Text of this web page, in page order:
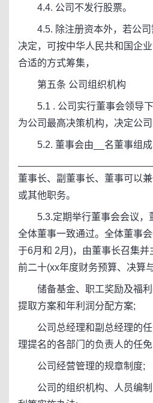
4.4. 公司不发行股票。
4.5. 除注册资本外，若公司
决定，可按中华人民共和国企
合适的方式筹集，
第五条 公司组织机构
5.1 . 公司实行董事会领导下
为公司最高决策机构，决定公司
5.2. 董事会由__名董事组成
董事长、副董事长、董事可以
或其他职务。
5.3.定期举行董事会会议，
全体董事一致通过。全体董事
于6月和 2月)，由董事长召集
前二十(xx年度财务预算、决算
储备基金、职工奖励及福利
提取方案和年利润分配方案;
公司总经理和副总经理的任
理提名的各部门的负责人的任
公司经营管理的规章制度;
公司的组织机构、人员编制